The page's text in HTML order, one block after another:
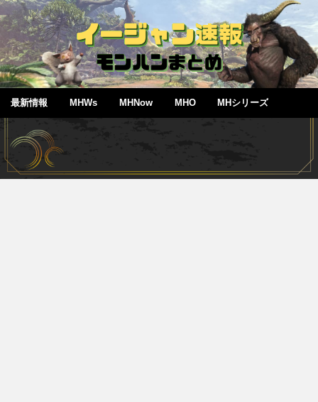
最新情報 MHWs MHNow MHO MHシリーズ